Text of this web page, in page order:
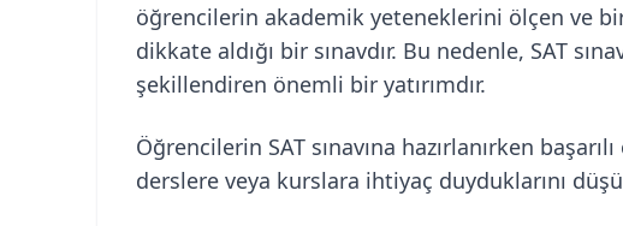
öğrencilerin akademik yeteneklerini ölçen ve
dikkate aldığı bir sınavdır. Bu nedenle, SAT
şekillendiren önemli bir yatırımdır.
Öğrencilerin SAT sınavına hazırlanırken
derslere veya kurslara ihtiyaç duyduklarını